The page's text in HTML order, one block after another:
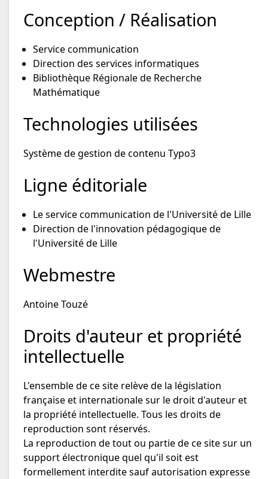
Conception / Réalisation
Service communication
Direction des services informatiques
Bibliothèque Régionale de Recherche
Mathématique
Technologies utilisées
Système de gestion de contenu Typo3
Ligne éditoriale
Le service communication de l'Université de Lille
Direction de l'innovation pédagogique de
l'Université de Lille
Webmestre
Antoine Touzé
Droits d'auteur et propriété
intellectuelle
L'ensemble de ce site relève de la législation
française et internationale sur le droit d'auteur et
la propriété intellectuelle. Tous les droits de
reproduction sont réservés.
La reproduction de tout ou partie de ce site sur un
support électronique quel qu'il soit est
formellement interdite sauf autorisation expresse